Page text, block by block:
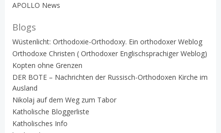
APOLLO News
Blogs
Wüstenlicht: Orthodoxie-Orthodoxy. Ein orthodoxer Weblog
Orthodoxe Christen ( Orthodoxer Englischsprachiger Weblog)
Kopten ohne Grenzen
DER BOTE – Nachrichten der Russisch-Orthodoxen Kirche im
Ausland
Nikolaj auf dem Weg zum Tabor
Katholische Bloggerliste
Katholisches Info